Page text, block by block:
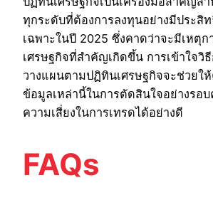
ทุกระดับที่ต้องการลงทุนอย่างมีประสิ
เฉพาะในปี 2025 ซึ่งคาดว่าจะมีเหตุ
เศรษฐกิจที่สำคัญเกิดขึ้น การเข้าใจวิ
วางแผนตามปฏิทินเศรษฐกิจจะช่วยใ
ข้อมูลเหล่านี้ในการตัดสินใจอย่างรอ
ความเสี่ยงในการเทรดได้อย่างดี
FAQs